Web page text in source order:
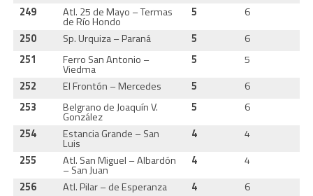
249
Atl. 25 de Mayo – Termas
de Río Hondo
5 6
250
Sp. Urquiza – Paraná 5 6
251
Ferro San Antonio –
Viedma
5 5
252
El Frontón – Mercedes 5 6
253
Belgrano de Joaquín V.
González
5 6
254
Estancia Grande – San
Luis
4 4
255
Atl. San Miguel – Albardón
– San Juan
4 4
256
Atl. Pilar – de Esperanza 4 6